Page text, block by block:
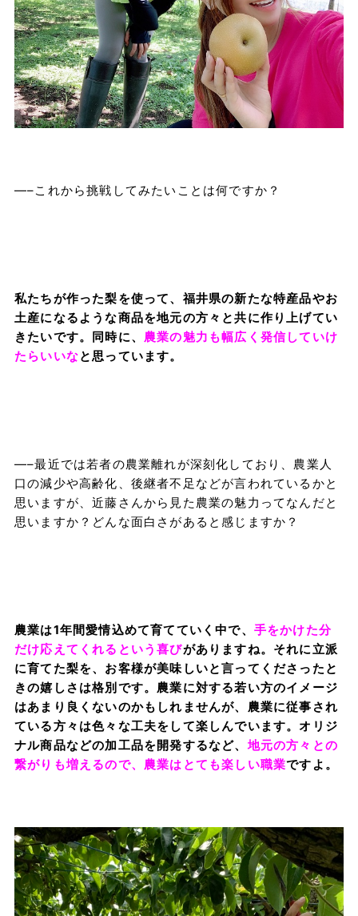
—–これから挑戦してみたいことは何ですか？
私たちが作った梨を使って、福井県の新たな特産品やお
土産になるような商品を地元の方々と共に作り上げてい
きたいです。同時に、 農業の魅力も幅広く発信していけ
たらいいなと思っています。
—–最近では若者の農業離れが深刻化しており、農業人
口の減少や高齢化、後継者不足などが言われているかと
思いますが、近藤さんから見た農業の魅力ってなんだと
思いますか？どんな面白さがあると感じますか？
農業は1年間愛情込めて育てていく中で、 手をかけた分
だけ応えてくれるという喜びがありますね。それに立派
に育てた梨を、お客様が美味しいと言ってくださったと
きの嬉しさは格別です。農業に対する若い方のイメージ
はあまり良くないのかもしれませんが、農業に従事され
ている方々は色々な工夫をして楽しんでいます。オリジ
ナル商品などの加工品を開発するなど、地元の方々との
繋がりも増えるので、農業はとても楽しい職業ですよ。